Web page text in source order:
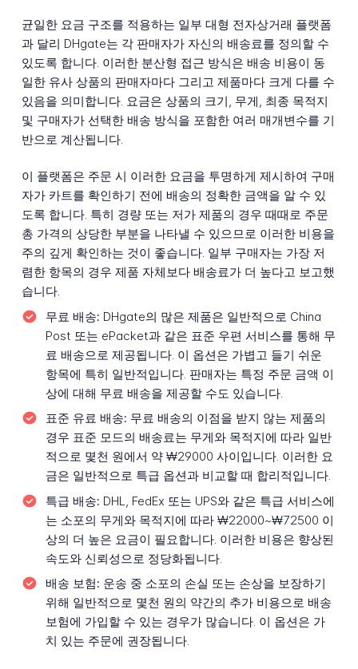
균일한 요금 구조를 적용하는 일부 대형 전자상거래 플랫폼
과 달리 DHgate는 각 판매자가 자신의 배송료를 정의할 수
있도록 합니다. 이러한 분산형 접근 방식은 배송 비용이 동
일한 유사 상품의 판매자마다 그리고 제품마다 크게 다를 수
있음을 의미합니다. 요금은 상품의 크기, 무게, 최종 목적지
및 구매자가 선택한 배송 방식을 포함한 여러 매개변수를 기
반으로 계산됩니다.
이 플랫폼은 주문 시 이러한 요금을 투명하게 제시하여 구매
자가 카트를 확인하기 전에 배송의 정확한 금액을 알 수 있
도록 합니다. 특히 경량 또는 저가 제품의 경우 때때로 주문
총 가격의 상당한 부분을 나타낼 수 있으므로 이러한 비용을
주의 깊게 확인하는 것이 좋습니다. 일부 구매자는 가장 저
렴한 항목의 경우 제품 자체보다 배송료가 더 높다고 보고했
습니다.
무료 배송: DHgate의 많은 제품은 일반적으로 China
Post 또는 ePacket과 같은 표준 우편 서비스를 통해 무
료 배송으로 제공됩니다. 이 옵션은 가볍고 들기 쉬운
항목에 특히 일반적입니다. 판매자는 특정 주문 금액 이
상에 대해 무료 배송을 제공할 수도 있습니다.
표준 유료 배송: 무료 배송의 이점을 받지 않는 제품의
경우 표준 모드의 배송료는 무게와 목적지에 따라 일반
적으로 몇천 원에서 약 ₩29000 사이입니다. 이러한 요
금은 일반적으로 특급 옵션과 비교할 때 합리적입니다.
특급 배송: DHL, FedEx 또는 UPS와 같은 특급 서비스에
는 소포의 무게와 목적지에 따라 ₩22000~₩72500 이
상의 더 높은 요금이 필요합니다. 이러한 비용은 향상된
속도와 신뢰성으로 정당화됩니다.
배송 보험: 운송 중 소포의 손실 또는 손상을 보장하기
위해 일반적으로 몇천 원의 약간의 추가 비용으로 배송
보험에 가입할 수 있는 경우가 많습니다. 이 옵션은 가
치 있는 주문에 권장됩니다.